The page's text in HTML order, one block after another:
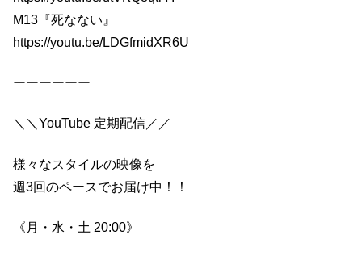
M13『死なない』
https://youtu.be/LDGfmidXR6U
ーーーーーー
＼＼YouTube 定期配信／／
様々なスタイルの映像を
週3回のペースでお届け中！！
《月・水・土 20:00》